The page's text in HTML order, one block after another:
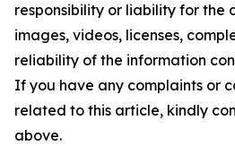
responsibility or liability for the
images, videos, licenses,
reliability of the information
If you have any complaints or
related to this article, kindly
above.